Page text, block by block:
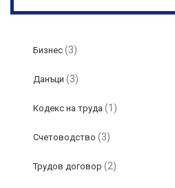
Бизнес (3)
Данъци (3)
Кодекс на труда (1)
Счетоводство (3)
Трудов договор (2)